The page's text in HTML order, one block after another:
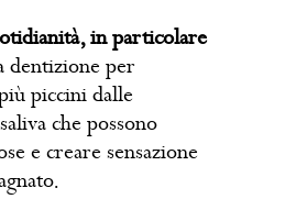
in particolare
dentizione per
piccini dalle
che possono
e creare sensazione